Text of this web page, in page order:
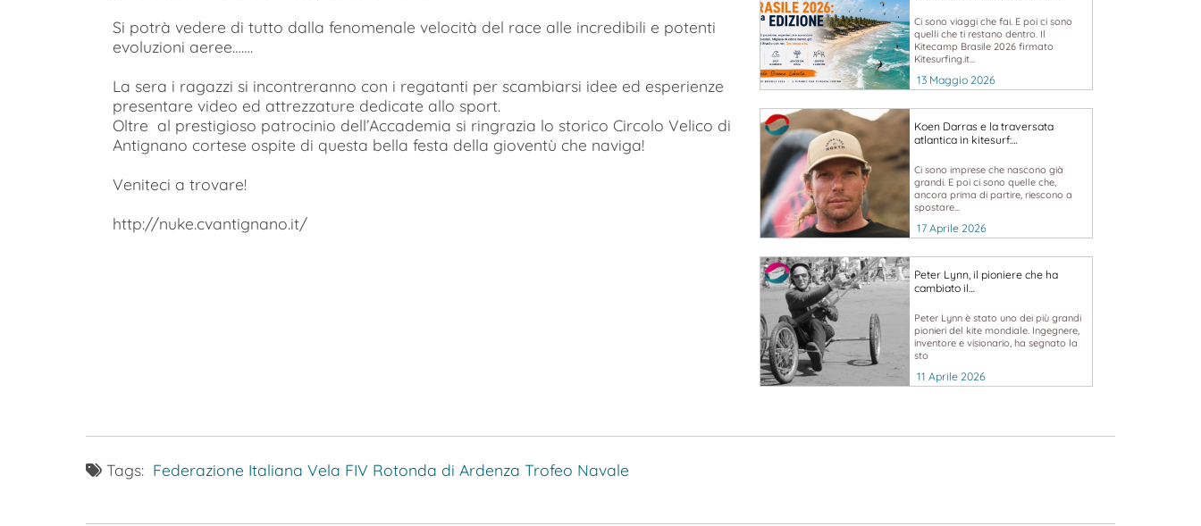
Si potrà vedere di tutto dalla fenomenale velocità del race alle incredibili e potenti
evoluzioni aeree…….
La sera i ragazzi si incontreranno con i regatanti per scambiarsi idee ed esperienze
presentare video ed attrezzature dedicate allo sport.
Oltre al prestigioso patrocinio dell’Accademia si ringrazia lo storico Circolo Velico di
Antignano cortese ospite di questa bella festa della gioventù che naviga!
Veniteci a trovare!
http://nuke.cvantignano.it/
Ci sono viaggi che fai. E poi ci sono
quelli che ti restano dentro. Il
Kitecamp Brasile 2026 firmato
Kitesurfing.it...
13 Maggio 2026
Koen Darras e la traversata
atlantica in kitesurf:…
Ci sono imprese che nascono già
grandi. E poi ci sono quelle che,
ancora prima di partire, riescono a
spostare...
17 Aprile 2026
Peter Lynn, il pioniere che ha
cambiato il…
Peter Lynn è stato uno dei più grandi
pionieri del kite mondiale. Ingegnere,
inventore e visionario, ha segnato la
sto
11 Aprile 2026
Tags: Federazione Italiana Vela FIV Rotonda di Ardenza Trofeo Navale